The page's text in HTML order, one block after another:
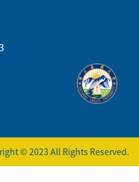
© 2023 All Rights Reserved.